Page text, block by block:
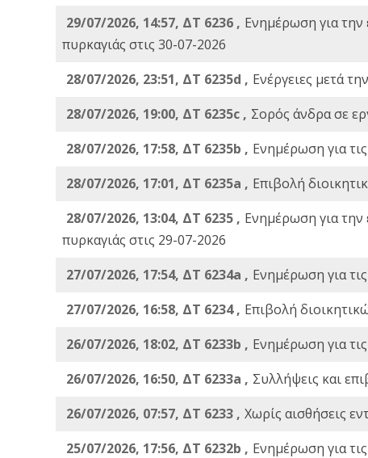
29/07/2026, 14:57, ΔΤ 6236 , Ενημέρωση για
πυρκαγιάς στις 30-07-2026
28/07/2026, 23:51, ΔΤ 6235d , Ενέργειες μετά
28/07/2026, 19:00, ΔΤ 6235c , Σορός άνδρα σε
28/07/2026, 17:58, ΔΤ 6235b , Ενημέρωση για
28/07/2026, 17:01, ΔΤ 6235a , Eπιβολή
28/07/2026, 13:04, ΔΤ 6235 , Ενημέρωση για
πυρκαγιάς στις 29-07-2026
27/07/2026, 17:54, ΔΤ 6234a , Ενημέρωση για
27/07/2026, 16:58, ΔΤ 6234 , Eπιβολή
26/07/2026, 18:02, ΔΤ 6233b , Ενημέρωση για
26/07/2026, 16:50, ΔΤ 6233a , Συλλήψεις και
26/07/2026, 07:57, ΔΤ 6233 , Χωρίς αισθήσεις
25/07/2026, 17:56, ΔΤ 6232b , Ενημέρωση για